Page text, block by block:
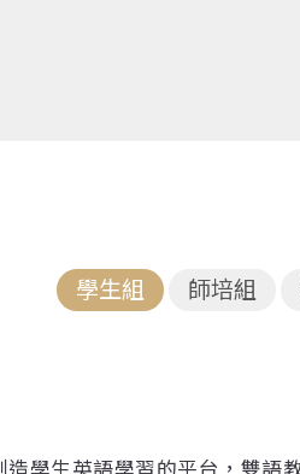
學生組 師培組